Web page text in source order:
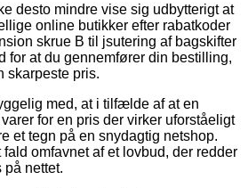
desto mindre vise sig udbytterigt at
online butikker efter rabatkoder
skrue B til jsutering af bagskifter
for at du gennemfører din bestilling,
skarpeste pris.
med, at i tilfælde af at en
for en pris der virker uforståeligt
et tegn på en snydagtig netshop.
omfavnet af et lovbud, der redder
på nettet.